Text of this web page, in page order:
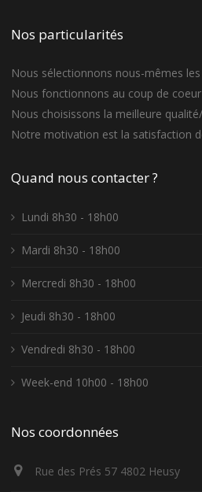
Nos particularités
Nous sélectionnons nous-mêmes
Nous fonctionnons au coup de coeur
Nous choisissons la meilleure
Notre motivation est la satisfaction
Quand nous contacter ?
Lundi 8h30 - 18h00
Mardi 8h30 - 18h00
Mercredi 8h30 - 18h00
Jeudi 8h30 - 18h00
Vendredi 8h30 - 18h00
Week-end 10h00 - 18h00
Nos coordonnées
Rue des Prés 57 4802 Heusy